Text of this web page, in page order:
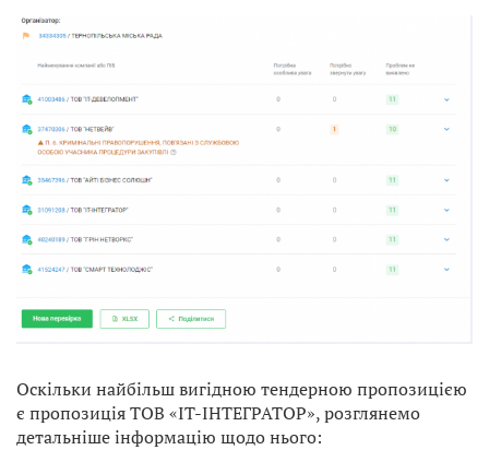
Оскільки найбільш вигідною тендерною пропозицією
є пропозиція ТОВ «ІТ-ІНТЕГРАТОР», розглянемо
детальніше інформацію щодо нього: